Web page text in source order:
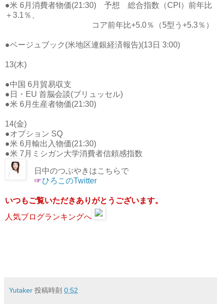
●米 6月消費者物価(21:30) 予想 総合指数（CPI）前年比
＋3.1％、
コア前年比+5.0％（5型う+5.3％）
●ベージュブック(米地区連銀経済報告)(13日 3:00)
13(木)
●中国 6月貿易収支
●日・EU 首脳会談(ブリュッセル)
●米 6月生産者物価(21:30)
14(金)
●オプション SQ
●米 6月輸出入物価(21:30)
●米 7月ミシガン大学消費者信頼感指数
日中のつぶやきはこちらで
☞ひろこのTwitter
いつもご覧いただきありがとうございます。
人気ブログランキングへ
Yutaker 投稿時刻 0:52